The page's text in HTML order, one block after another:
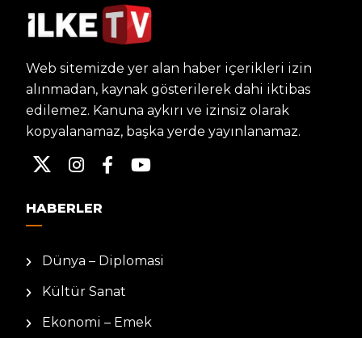
Web sitemizde yer alan haber içerikleri izin
alınmadan, kaynak gösterilerek dahi iktibas
edilemez. Kanuna aykırı ve izinsiz olarak
kopyalanamaz, başka yerde yayınlanamaz.
HABERLER
Dünya – Diplomasi
Kültür Sanat
Ekonomi – Emek